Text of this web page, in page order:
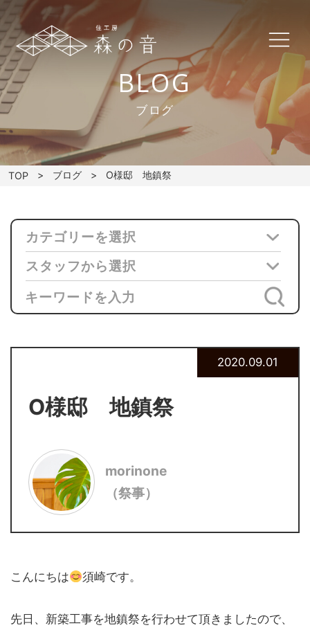
BLOG
ブログ
TOP ブログ O様邸 地鎮祭
O様邸 地鎮祭
2020.09.01
morinone
（祭事）
こんにちは 須崎です。
先日、新築工事を地鎮祭を行わせて頂きましたので、